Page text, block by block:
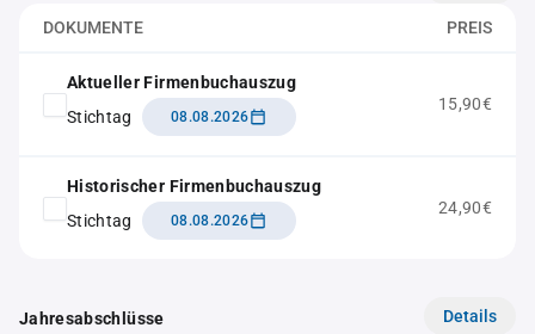
DOKUMENTE PREIS
Aktueller Firmenbuchauszug
Stichtag
08.08.2026
15,90€
Historischer Firmenbuchauszug
Stichtag
08.08.2026
24,90€
Jahresabschlüsse Details